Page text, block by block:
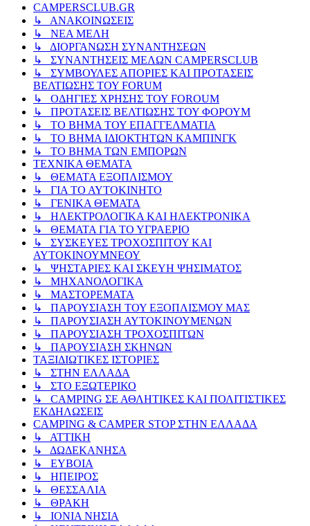
CAMPERSCLUB.GR
↳ ΑΝΑΚΟΙΝΩΣΕΙΣ
↳ ΝΕΑ ΜΕΛΗ
↳ ΔΙΟΡΓΑΝΩΣΗ ΣΥΝΑΝΤΗΣΕΩΝ
↳ ΣΥΝΑΝΤΗΣΕΙΣ ΜΕΛΩΝ CAMPERSCLUB
↳ ΣΥΜΒΟΥΛΕΣ ΑΠΟΡΙΕΣ ΚΑΙ ΠΡΟΤΑΣΕΙΣ
ΒΕΛΤΙΩΣΗΣ ΤΟΥ FORUM
↳ ΟΔΗΓΙΕΣ ΧΡΗΣΗΣ ΤΟΥ FOROUM
↳ ΠΡΟΤΑΣΕΙΣ ΒΕΛΤΙΩΣΗΣ ΤΟΥ ΦΟΡΟΥΜ
↳ ΤΟ ΒΗΜΑ ΤΟΥ ΕΠΑΓΓΕΛΜΑΤΙΑ
↳ ΤΟ ΒΗΜΑ ΙΔΙΟΚΤΗΤΩΝ ΚΑΜΠΙΝΓΚ
↳ ΤΟ ΒΗΜΑ ΤΩΝ ΕΜΠΟΡΩΝ
ΤΕΧΝΙΚΑ ΘΕΜΑΤΑ
↳ ΘΕΜΑΤΑ ΕΞΟΠΛΙΣΜΟΥ
↳ ΓΙΑ ΤΟ ΑΥΤΟΚΙΝΗΤΟ
↳ ΓΕΝΙΚΑ ΘΕΜΑΤΑ
↳ ΗΛΕΚΤΡΟΛΟΓΙΚΑ ΚΑΙ ΗΛΕΚΤΡΟΝΙΚΑ
↳ ΘΕΜΑΤΑ ΓΙΑ ΤΟ ΥΓΡΑΕΡΙΟ
↳ ΣΥΣΚΕΥΕΣ ΤΡΟΧΟΣΠΙΤΟΥ ΚΑΙ
ΑΥΤΟΚΙΝΟΥΜΝΕΟΥ
↳ ΨΗΣΤΑΡΙΕΣ ΚΑΙ ΣΚΕΥΗ ΨΗΣΙΜΑΤΟΣ
↳ ΜΗΧΑΝΟΛΟΓΙΚΑ
↳ ΜΑΣΤΟΡΕΜΑΤΑ
↳ ΠΑΡΟΥΣΙΑΣΗ ΤΟΥ ΕΞΟΠΛΙΣΜΟΥ ΜΑΣ
↳ ΠΑΡΟΥΣΙΑΣΗ ΑΥΤΟΚΙΝΟΥΜΕΝΩΝ
↳ ΠΑΡΟΥΣΙΑΣΗ ΤΡΟΧΟΣΠΙΤΩΝ
↳ ΠΑΡΟΥΣΙΑΣΗ ΣΚΗΝΩΝ
ΤΑΞΙΔΙΩΤΙΚΕΣ ΙΣΤΟΡΙΕΣ
↳ ΣΤΗΝ ΕΛΛΑΔΑ
↳ ΣΤΟ ΕΞΩΤΕΡΙΚΟ
↳ CAMPING ΣΕ ΑΘΛΗΤΙΚΕΣ ΚΑΙ ΠΟΛΙΤΙΣΤΙΚΕΣ
ΕΚΔΗΛΩΣΕΙΣ
CAMPING & CAMPER STOP ΣΤΗN ΕΛΛΑΔΑ
↳ ΑΤΤΙΚΗ
↳ ΔΩΔΕΚΑΝΗΣΑ
↳ ΕΥΒΟΙΑ
↳ ΗΠΕΙΡΟΣ
↳ ΘΕΣΣΑΛΙΑ
↳ ΘΡΑΚΗ
↳ ΙΟΝΙΑ ΝΗΣΙΑ